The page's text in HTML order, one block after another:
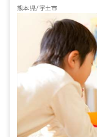
熊本県/宇土市